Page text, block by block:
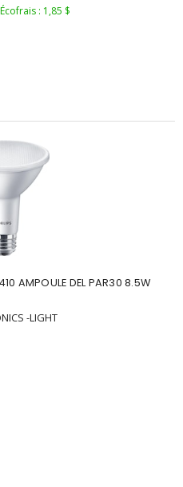
Écofrais : 1,85 $
AMPOULE DEL PAR30 8.5W
-LIGHT